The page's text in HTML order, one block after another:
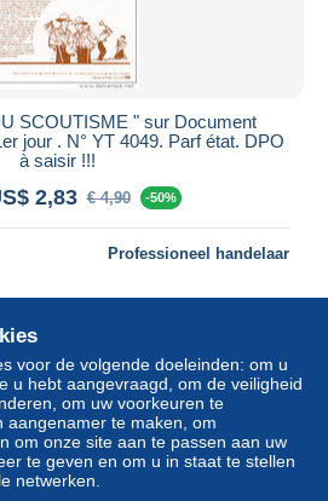
SCOUTISME " sur Document
jour . N° YT 4049. Parf état. DPO
à saisir !!!
2,83 € 4,90 -50%
Professioneel handelaar
voor de volgende doeleinden: om u
u hebt aangevraagd, om de veiligheid
om uw voorkeuren te
aangenamer te maken, om
om onze site aan te passen aan uw
te geven en om u in staat te stellen
netwerken.